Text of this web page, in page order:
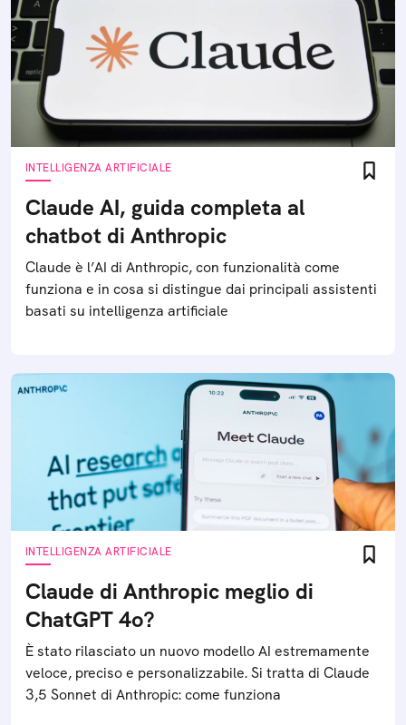
INTELLIGENZA ARTIFICIALE
Claude AI, guida completa al
chatbot di Anthropic
Claude è l’AI di Anthropic, con funzionalità come
funziona e in cosa si distingue dai principali assistenti
basati su intelligenza artificiale
INTELLIGENZA ARTIFICIALE
Claude di Anthropic meglio di
ChatGPT 4o?
È stato rilasciato un nuovo modello AI estremamente
veloce, preciso e personalizzabile. Si tratta di Claude
3,5 Sonnet di Anthropic: come funziona